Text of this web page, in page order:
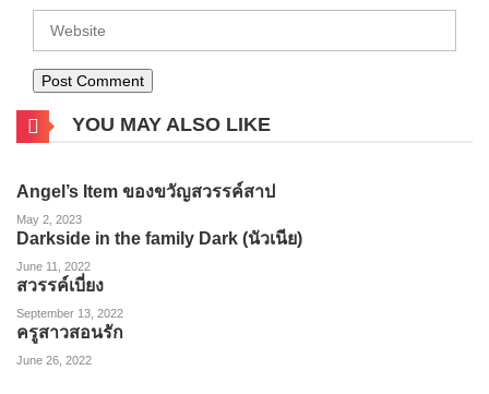
YOU MAY ALSO LIKE
Angel’s Item ของขวัญสวรรค์สาป
May 2, 2023
Darkside in the family Dark (นัวเนีย)
June 11, 2022
สวรรค์เบี่ยง
September 13, 2022
ครูสาวสอนรัก
June 26, 2022